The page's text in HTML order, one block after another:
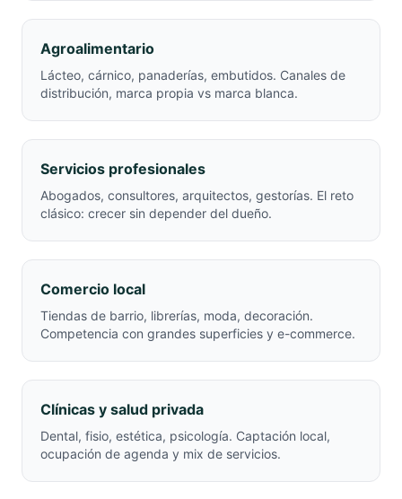
Agroalimentario
Lácteo, cárnico, panaderías, embutidos. Canales de
distribución, marca propia vs marca blanca.
Servicios profesionales
Abogados, consultores, arquitectos, gestorías. El reto
clásico: crecer sin depender del dueño.
Comercio local
Tiendas de barrio, librerías, moda, decoración.
Competencia con grandes superficies y e-commerce.
Clínicas y salud privada
Dental, fisio, estética, psicología. Captación local,
ocupación de agenda y mix de servicios.